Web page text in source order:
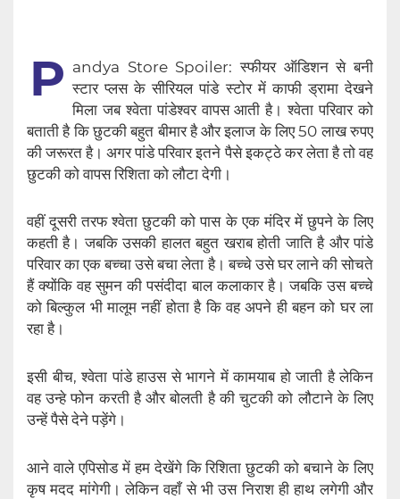
P andya Store Spoiler: स्फीयर ऑडिशन से बनी
स्टार प्लस के सीरियल पांडे स्टोर में काफी ड्रामा देखने
मिला जब श्वेता पांडेश्वर वापस आती है। श्वेता परिवार को
बताती है कि छुटकी बहुत बीमार है और इलाज के लिए 50 लाख रुपए
की जरूरत है। अगर पांडे परिवार इतने पैसे इकट्ठे कर लेता है तो वह
छुटकी को वापस रिशिता को लौटा देगी।
वहीं दूसरी तरफ श्वेता छुटकी को पास के एक मंदिर में छुपने के लिए
कहती है। जबकि उसकी हालत बहुत खराब होती जाति है और पांडे
परिवार का एक बच्चा उसे बचा लेता है। बच्चे उसे घर लाने की सोचते
हैं क्योंकि वह सुमन की पसंदीदा बाल कलाकार है। जबकि उस बच्चे
को बिल्कुल भी मालूम नहीं होता है कि वह अपने ही बहन को घर ला
रहा है।
इसी बीच, श्वेता पांडे हाउस से भागने में कामयाब हो जाती है लेकिन
वह उन्हे फोन करती है और बोलती है की चुटकी को लौटाने के लिए
उन्हें पैसे देने पड़ेंगे।
आने वाले एपिसोड में हम देखेंगे कि रिशिता छुटकी को बचाने के लिए
कृष मदद मांगेगी। लेकिन वहाँ से भी उस निराश ही हाथ लगेगी और